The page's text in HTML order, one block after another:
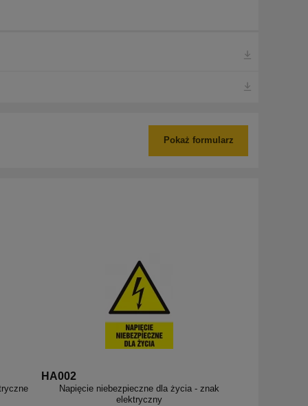
Pokaż formularz
HA002
Napięcie niebezpieczne dla życia - znak
elektryczny